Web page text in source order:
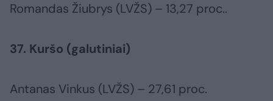
Romandas Žiubrys (LVŽS) – 13,27 proc..
37. Kuršo (galutiniai)
Antanas Vinkus (LVŽS) – 27,61 proc.